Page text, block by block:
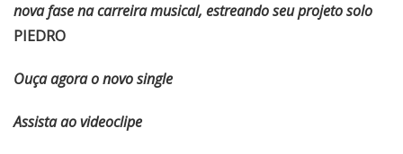
nova fase na carreira musical, estreando seu projeto solo
PIEDRO
Ouça agora o novo single
Assista ao videoclipe